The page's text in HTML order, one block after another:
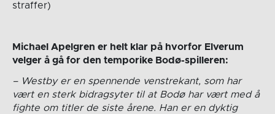
straffer)
Michael Apelgren er helt klar på hvorfor Elverum
velger å gå for den temporike Bodø-spilleren:
– Westby er en spennende venstrekant, som har
vært en sterk bidragsyter til at Bodø har vært med å
fighte om titler de siste årene. Han er en dyktig